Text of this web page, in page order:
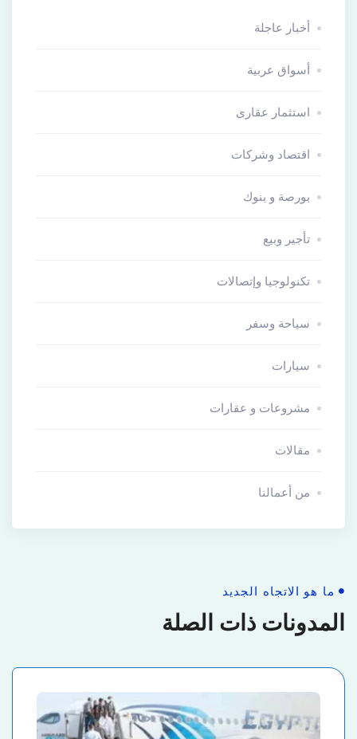
أخبار عاجلة
أسواق عربية
استثمار عقارى
اقتصاد وشركات
بورصة و بنوك
تأجير وبيع
تكنولوجيا وإتصالات
سياحة وسفر
سيارات
مشروعات و عقارات
مقالات
من أعمالنا
ما هو الاتجاه الجديد
المدونات ذات الصلة